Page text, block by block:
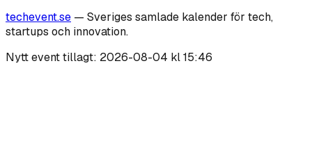
techevent.se — Sveriges samlade kalender för tech,
startups och innovation.
Nytt event tillagt: 2026-08-04 kl 15:46